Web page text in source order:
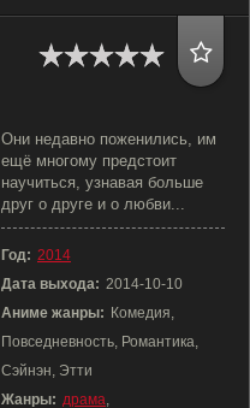
Они недавно поженились, им
ещё многому предстоит
научиться, узнавая больше
друг о друге и о любви...
Год: 2014
Дата выхода: 2014-10-10
Аниме жанры: Комедия,
Повседневность, Романтика,
Сэйнэн, Этти
Жанры: драма,